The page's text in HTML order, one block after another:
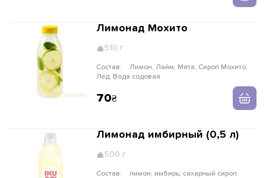
Лимонад Мохито
510 г
Состав:
Лед, Вода содовая
70
Лимонад имбирный (0,5 л)
500 г
Состав: лимон, имбирь, сахарный сироп